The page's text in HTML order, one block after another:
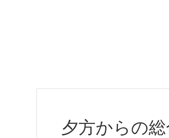
夕方からの